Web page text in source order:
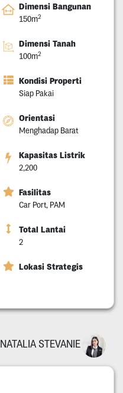
Dimensi Bangunan
150m2
Dimensi Tanah
100m2
Kondisi Properti
Siap Pakai
Orientasi
Menghadap Barat
Kapasitas Listrik
2,200
Fasilitas
Car Port, PAM
Total Lantai
2
Lokasi Strategis
NATALIA STEVANIE